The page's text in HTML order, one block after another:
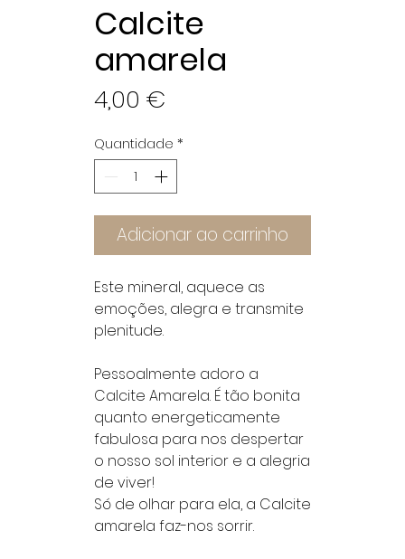
Calcite
amarela
4,00 €
Quantidade *
Adicionar ao carrinho
Este mineral, aquece as
emoções, alegra e transmite
plenitude.
Pessoalmente adoro a
Calcite Amarela. É tão bonita
quanto energeticamente
fabulosa para nos despertar
o nosso sol interior e a alegria
de viver!
Só de olhar para ela, a Calcite
amarela faz-nos sorrir.